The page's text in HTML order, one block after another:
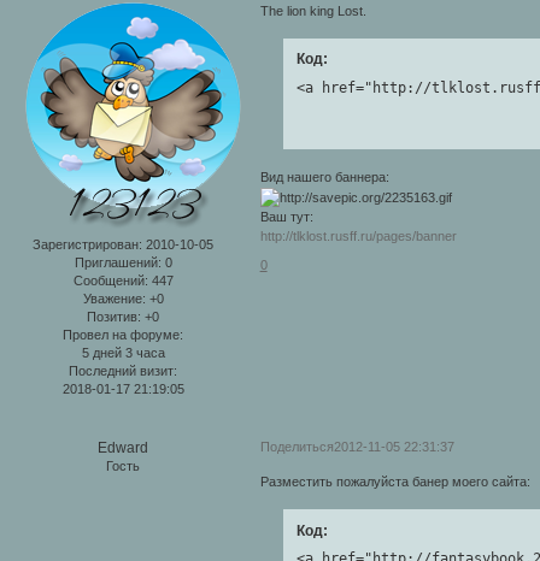
Зарегистрирован: 2010-10-05
Приглашений: 0
Сообщений: 447
Уважение: +0
Позитив: +0
Провел на форуме:
5 дней 3 часа
Последний визит:
2018-01-17 21:19:05
The lion king Lost.
Код:
<a href="http://
Вид нашего баннера:
Ваш тут:
http://tlklost.rusff.ru/pages/banner
0
Поделиться2012-11-05 22:31:37
Edward
Гость
Разместить пожалуйста банер моего сайта:
Код: